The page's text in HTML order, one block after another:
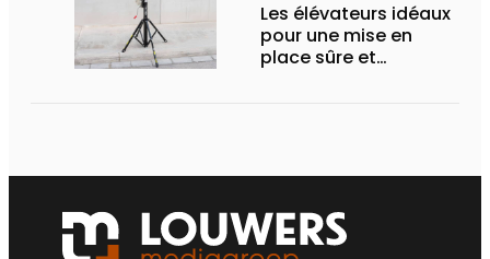
Les élévateurs idéaux
pour une mise en
place sûre et